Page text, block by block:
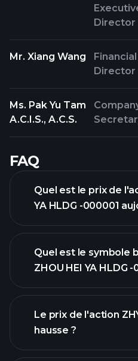
Director
Mr. Xiang Wang
Financial
Director
Ms. Pak Yu Tam
A.C.I.S., A.C.S.
FAQ
Quel est le prix de
YA HLDG -000001
avancé
Quel est le symbole
ZHOU HEI YA HLDG -
Le prix de l'action
hausse ?